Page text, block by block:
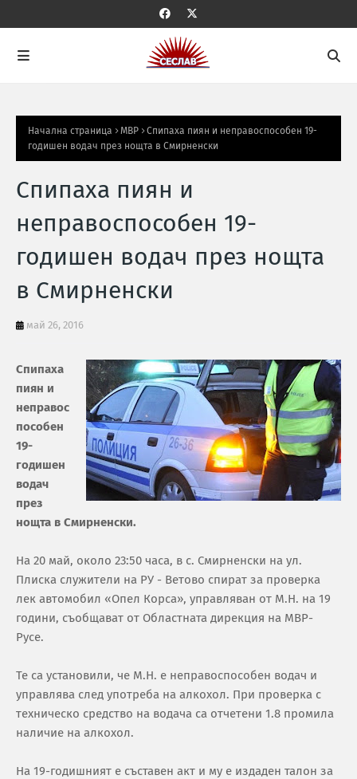
Начална страница МВР
Спипаха пиян и неправоспособен 19-
годишен водач през нощта в Смирненски
Спипаха пиян и
неправоспособен 19-
годишен водач през нощта
в Смирненски
май 26, 2016
Спипаха
пиян и
неправос
пособен
19-
годишен
водач
през
нощта в Смирненски.
На 20 май, около 23:50 часа, в с. Смирненски на ул.
Плиска служители на РУ - Ветово спират за проверка
лек автомобил «Опел Корса», управляван от М.Н. на 19
години, съобщават от Областната дирекция на МВР-
Русе.
Те са установили, че М.Н. е неправоспособен водач и
управлява след употреба на алкохол. При проверка с
техническо средство на водача са отчетени 1.8 промила
наличие на алкохол.
На 19-годишният е съставен акт и му е издаден талон за